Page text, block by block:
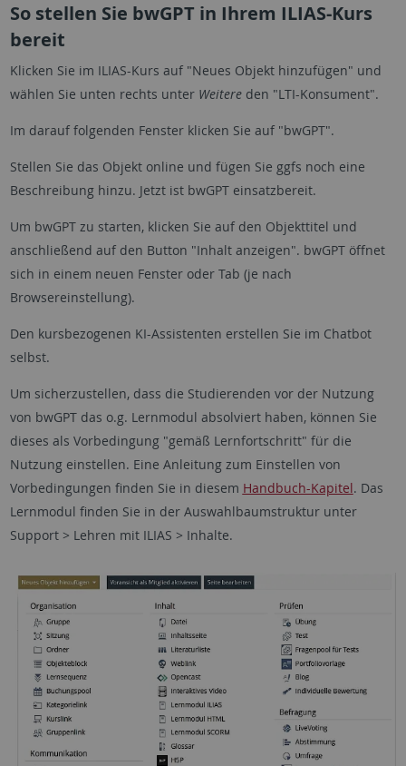
So stellen Sie bwGPT in Ihrem ILIAS-Kurs
bereit
Klicken Sie im ILIAS-Kurs auf "Neues Objekt hinzufügen" und
wählen Sie unten rechts unter Weitere den "LTI-Konsument".
Im darauf folgenden Fenster klicken Sie auf "bwGPT".
Stellen Sie das Objekt online und fügen Sie ggfs noch eine
Beschreibung hinzu. Jetzt ist bwGPT einsatzbereit.
Um bwGPT zu starten, klicken Sie auf den Objekttitel und
anschließend auf den Button "Inhalt anzeigen". bwGPT öffnet
sich in einem neuen Fenster oder Tab (je nach
Browsereinstellung).
Den kursbezogenen KI-Assistenten erstellen Sie im Chatbot
selbst.
Um sicherzustellen, dass die Studierenden vor der Nutzung
von bwGPT das o.g. Lernmodul absolviert haben, können Sie
dieses als Vorbedingung "gemäß Lernfortschritt" für die
Nutzung einstellen. Eine Anleitung zum Einstellen von
Vorbedingungen finden Sie in diesem Handbuch-Kapitel. Das
Lernmodul finden Sie in der Auswahlbaumstruktur unter
Support > Lehren mit ILIAS > Inhalte.